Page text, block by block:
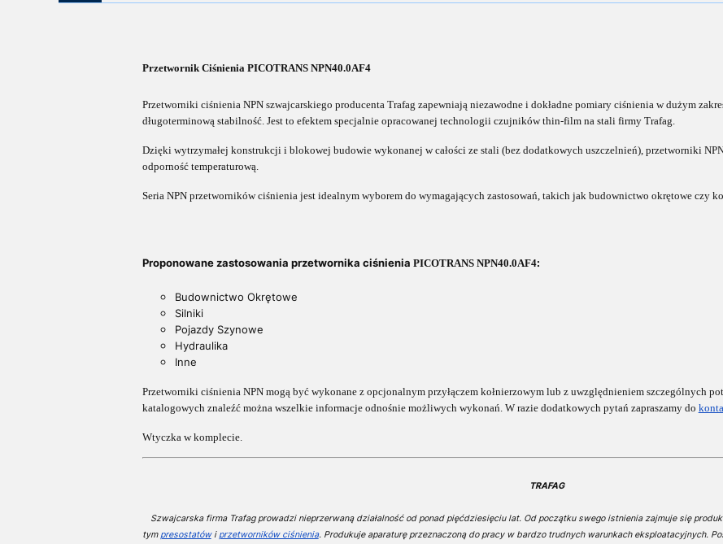
Przetwornik Ciśnienia PICOTRANS NPN40.0AF4
Przetworniki ciśnienia NPN szwajcarskiego producenta Trafag zapewniają niezawodne i dokładne pomiary ciśnienia w dużym
długoterminową stabilność. Jest to efektem specjalnie opracowanej technologii czujników thin-film na stali firmyTrafag.
Dzięki wytrzymałej konstrukcji i blokowej budowie wykonanej w całości ze stali (bez dodatkowych uszczelnień), przetworniki
odporność temperaturową.
Seria NPN przetworników ciśnienia jest idealnym wyborem do wymagających zastosowań, takich jak budownictwo okrętowe czy
Proponowane zastosowania przetwornika ciśnienia PICOTRANS NPN40.0AF4:
Budownictwo Okrętowe
Silniki
Pojazdy Szynowe
Hydraulika
Inne
Przetworniki ciśnienia NPN mogą być wykonane z opcjonalnym przyłączem kołnierzowym lub z uwzględnieniem szczególnych
katalogowych znaleźć można wszelkie informacje odnośnie możliwych wykonań. W razie dodatkowych pytań zapraszamy do
Wtyczka w komplecie.
TRAFAG
Szwajcarska firma Trafag prowadzi nieprzerwaną działalność od ponad pięćdziesięciu lat. Od początku swego istnienia zajmuje się
tym presostatówi przetworników ciśnienia. Produkuje aparaturę przeznaczoną do pracy w bardzo trudnych warunkach eksploatacyjnych.